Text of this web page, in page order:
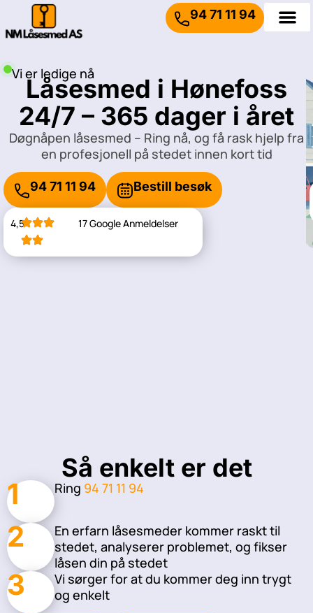
94 71 11 94
Vi er ledige nå
Låsesmed i Hønefoss
24/7 – 365 dager i året
Døgnåpen låsesmed – Ring nå, og få rask hjelp fra
en profesjonell på stedet innen kort tid
94 71 11 94 Bestill besøk
4,5 17 Google Anmeldelser
Så enkelt er det
1 Ring 94 71 11 94
2
En erfarn låsesmeder kommer raskt til
stedet, analyserer problemet, og fikser
låsen din på stedet
3
Vi sørger for at du kommer deg inn trygt
og enkelt